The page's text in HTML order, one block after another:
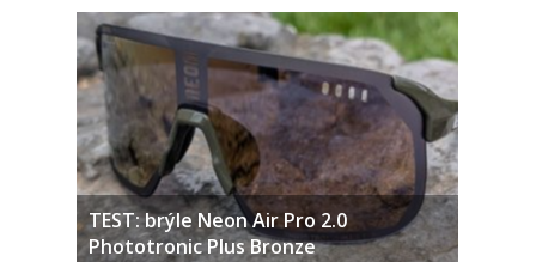
TEST: brýle Neon Air Pro 2.0
Phototronic Plus Bronze